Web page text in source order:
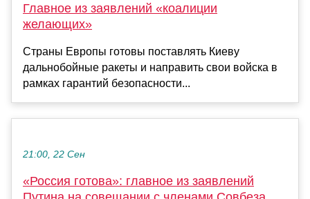
Главное из заявлений «коалиции
желающих»
Страны Европы готовы поставлять Киеву
дальнобойные ракеты и направить свои войска в
рамках гарантий безопасности...
21:00, 22 Сен
«Россия готова»: главное из заявлений